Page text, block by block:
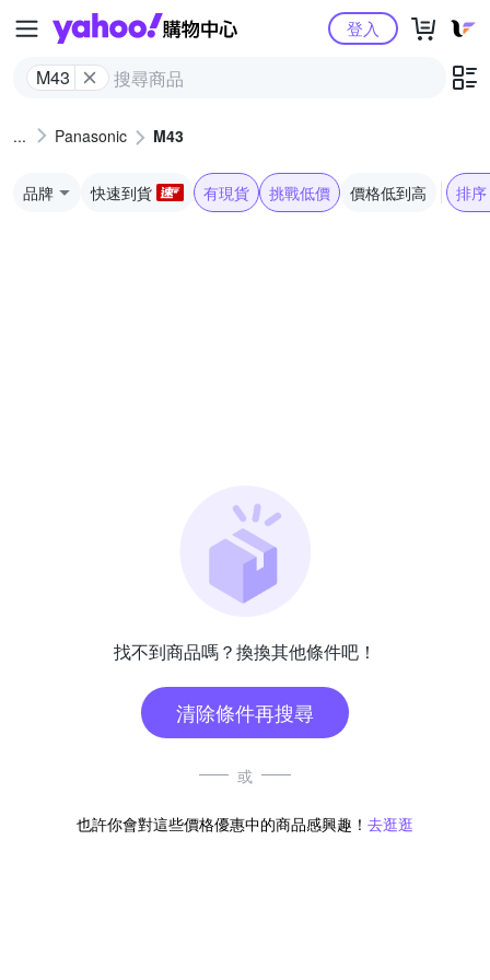
Yahoo購物中心
M43
登入
Panasonic M43
品牌 快速到貨 有現貨 挑戰低價 價格低到高 排序
找不到商品嗎？換換其他條件吧！
清除條件再搜尋
或
也許你會對這些價格優惠中的商品感興趣！ 去逛逛